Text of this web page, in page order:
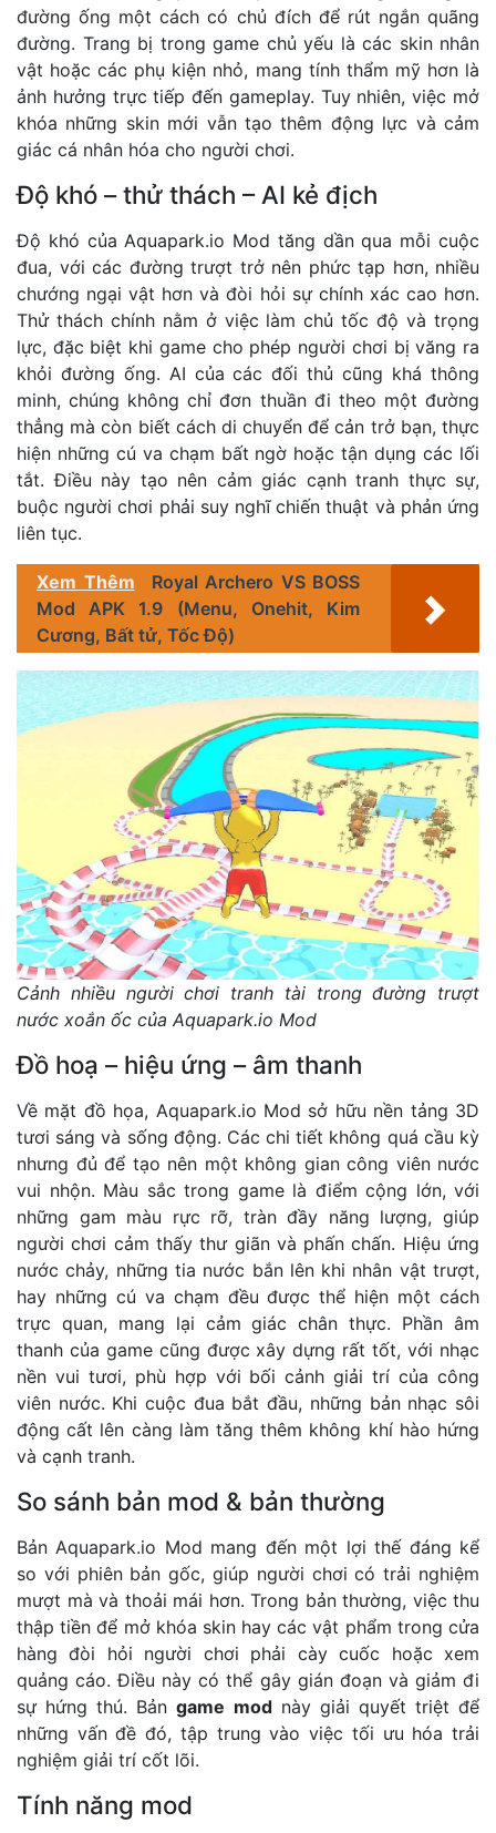
đường ống một cách có chủ đích để rút ngắn quãng
đường. Trang bị trong game chủ yếu là các skin nhân
vật hoặc các phụ kiện nhỏ, mang tính thẩm mỹ hơn là
ảnh hưởng trực tiếp đến gameplay. Tuy nhiên, việc mở
khóa những skin mới vẫn tạo thêm động lực và cảm
giác cá nhân hóa cho người chơi.
Độ khó – thử thách – AI kẻ địch
Độ khó của Aquapark.io Mod tăng dần qua mỗi cuộc
đua, với các đường trượt trở nên phức tạp hơn, nhiều
chướng ngại vật hơn và đòi hỏi sự chính xác cao hơn.
Thử thách chính nằm ở việc làm chủ tốc độ và trọng
lực, đặc biệt khi game cho phép người chơi bị văng ra
khỏi đường ống. AI của các đối thủ cũng khá thông
minh, chúng không chỉ đơn thuần đi theo một đường
thẳng mà còn biết cách di chuyển để cản trở bạn, thực
hiện những cú va chạm bất ngờ hoặc tận dụng các lối
tắt. Điều này tạo nên cảm giác cạnh tranh thực sự,
buộc người chơi phải suy nghĩ chiến thuật và phản ứng
liên tục.
Xem Thêm
Royal Archero VS BOSS
Mod APK 1.9 (Menu, Onehit, Kim
Cương, Bất tử, Tốc Độ)
Cảnh nhiều người chơi tranh tài trong đường trượt
nước xoắn ốc của Aquapark.io Mod
Đồ hoạ – hiệu ứng – âm thanh
Về mặt đồ họa, Aquapark.io Mod sở hữu nền tảng 3D
tươi sáng và sống động. Các chi tiết không quá cầu kỳ
nhưng đủ để tạo nên một không gian công viên nước
vui nhộn. Màu sắc trong game là điểm cộng lớn, với
những gam màu rực rỡ, tràn đầy năng lượng, giúp
người chơi cảm thấy thư giãn và phấn chấn. Hiệu ứng
nước chảy, những tia nước bắn lên khi nhân vật trượt,
hay những cú va chạm đều được thể hiện một cách
trực quan, mang lại cảm giác chân thực. Phần âm
thanh của game cũng được xây dựng rất tốt, với nhạc
nền vui tươi, phù hợp với bối cảnh giải trí của công
viên nước. Khi cuộc đua bắt đầu, những bản nhạc sôi
động cất lên càng làm tăng thêm không khí hào hứng
và cạnh tranh.
So sánh bản mod & bản thường
Bản Aquapark.io Mod mang đến một lợi thế đáng kể
so với phiên bản gốc, giúp người chơi có trải nghiệm
mượt mà và thoải mái hơn. Trong bản thường, việc thu
thập tiền để mở khóa skin hay các vật phẩm trong cửa
hàng đòi hỏi người chơi phải cày cuốc hoặc xem
quảng cáo. Điều này có thể gây gián đoạn và giảm đi
sự hứng thú. Bảngame modnày giải quyết triệt để
những vấn đề đó, tập trung vào việc tối ưu hóa trải
nghiệm giải trí cốt lõi.
Tính năng mod